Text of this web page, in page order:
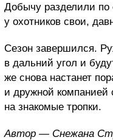
Добычу разделили по
у охотников свои,
Сезон завершился.
в дальний угол и
же снова настанет
и дружной компанией
на знакомые тропки.
Автор — Снежана